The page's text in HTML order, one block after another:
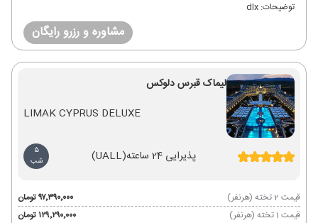
توضیحات: dlx
مشاوره و رزرو رایگان
لیماک قبرس دلوکس
LIMAK CYPRUS DELUXE
پذیرایی 24 ساعته (UALL)
5
شب
قیمت 2 تخته (هرنفر)
۹۷٬۳۹۰٬۰۰۰ تومان
قیمت 1 تخته (هرنفر)
۱۲۹٬۲۹۰٬۰۰۰ تومان